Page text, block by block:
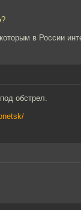
в России
обстрел.